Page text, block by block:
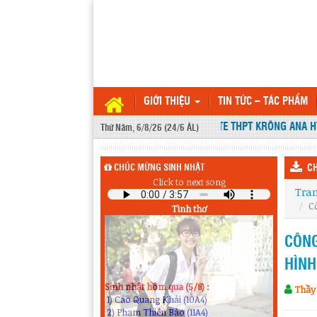
GIỚI THIỆU TIN TỨC – TÁC PHẨM
Thứ Năm, 6/8/26 (24/6 ÂL)WEBSITE THPT KRÔNG ANA
CHÚC MỪNG SINH NHẬT
Click to next song
Tình thơ
Sinh nhật hôm qua (5/8) :
1) Cao Quang Khải (10A4)
2) Phạm Thiên Bảo (11A4)